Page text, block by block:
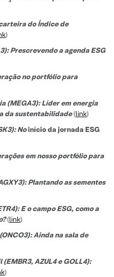
do Índice de
)
Prescrevendo a agenda ESG
no portfólio para
(MEGA3): Líder em energia
da sustentabilidade(link)
Noinício da jornada ESG
em nosso portfólio para
Plantando as sementes
E o campo ESG, como a
(link)
Ainda na sala de
AZUL4 e GOLL4):
)